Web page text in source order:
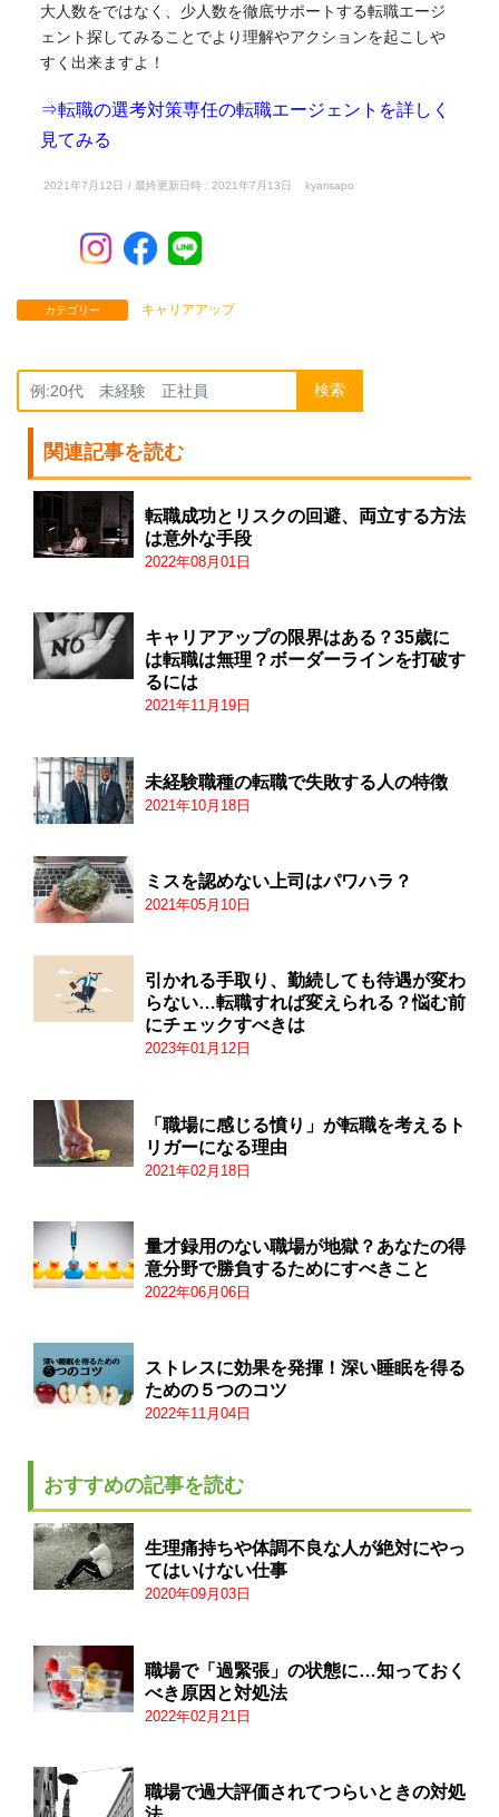
大人数をではなく、少人数を徹底サポートする転職エージ
ェント探してみることでより理解やアクションを起こしや
すく出来ますよ！
⇒転職の選考対策専任の転職エージェントを詳しく
見てみる
2021年7月12日 / 最終更新日時 : 2021年7月13日 kyarisapo
カテゴリー キャリアアップ
検索
関連記事を読む
転職成功とリスクの回避、両立する方法
は意外な手段
2022年08月01日
キャリアアップの限界はある？35歳に
は転職は無理？ボーダーラインを打破す
るには
2021年11月19日
未経験職種の転職で失敗する人の特徴
2021年10月18日
ミスを認めない上司はパワハラ？
2021年05月10日
引かれる手取り、勤続しても待遇が変わ
らない…転職すれば変えられる？悩む前
にチェックすべきは
2023年01月12日
「職場に感じる憤り」が転職を考えるト
リガーになる理由
2021年02月18日
量才録用のない職場が地獄？あなたの得
意分野で勝負するためにすべきこと
2022年06月06日
ストレスに効果を発揮！深い睡眠を得る
ための５つのコツ
2022年11月04日
おすすめの記事を読む
生理痛持ちや体調不良な人が絶対にやっ
てはいけない仕事
2020年09月03日
職場で「過緊張」の状態に…知っておく
べき原因と対処法
2022年02月21日
職場で過大評価されてつらいときの対処